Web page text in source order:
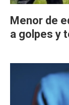
Menor de
a golpes y